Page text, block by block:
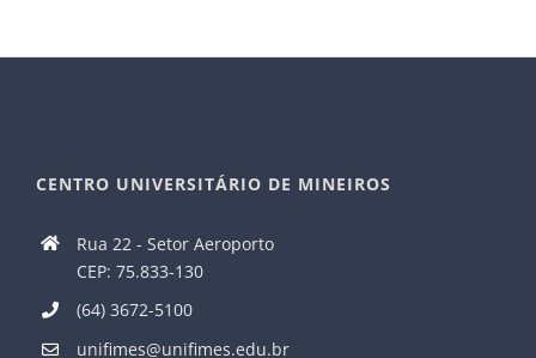
CENTRO UNIVERSITÁRIO DE MINEIROS
Rua 22 - Setor Aeroporto
CEP: 75.833-130
(64) 3672-5100
unifimes@unifimes.edu.br